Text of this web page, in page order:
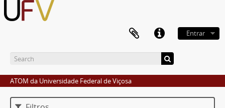
Entrar
ATOM da Universidade Federal de Viçosa